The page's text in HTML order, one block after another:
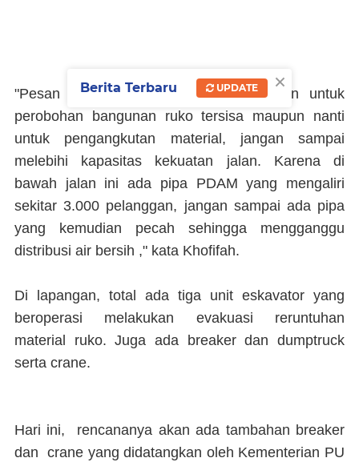
"Pesan saya, alat berat yang digunakan untuk
perobohan bangunan ruko tersisa maupun nanti
untuk pengangkutan material, jangan sampai
melebihi kapasitas kekuatan jalan. Karena di
bawah jalan ini ada pipa PDAM yang mengaliri
sekitar 3.000 pelanggan, jangan sampai ada pipa
yang kemudian pecah sehingga mengganggu
distribusi air bersih ," kata Khofifah.
Di lapangan, total ada tiga unit eskavator yang
beroperasi melakukan evakuasi reruntuhan
material ruko. Juga ada breaker dan dumptruck
serta crane.
Hari ini, rencananya akan ada tambahan breaker
dan crane yang didatangkan oleh Kementerian PU
×
Berita Terbaru UPDATE